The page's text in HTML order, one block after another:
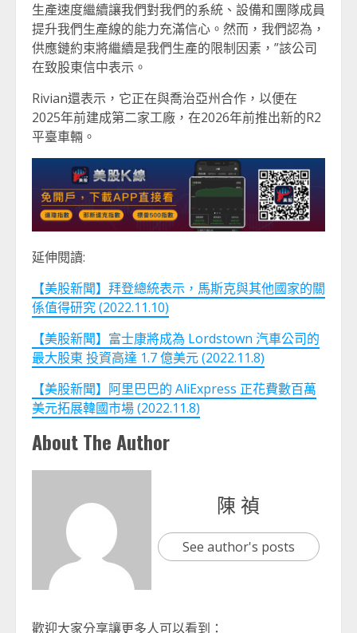
生產速度繼續讓我們對我們的系統、設備和團隊成員
提升我們生產線的能力充滿信心。然而，我們認為，
供應鏈約束將繼續是我們生產的限制因素，”該公司
在致股東信中表示。
Rivian還表示，它正在與喬治亞州合作，以便在
2025年前建成第二家工廠，在2026年前推出新的R2
平臺車輛。
延伸閱讀:
【美股新聞】拜登總統表示，馬斯克與其他國家的關
係值得研究 (2022.11.10)
【美股新聞】富士康將成為 Lordstown 汽車公司的
最大股東 投資高達 1.7 億美元 (2022.11.8)
【美股新聞】阿里巴巴的 AliExpress 正花費數百萬
美元拓展韓國市場 (2022.11.8)
About The Author
陳 禎
See author's posts
歡迎大家分享讓更多人可以看到：